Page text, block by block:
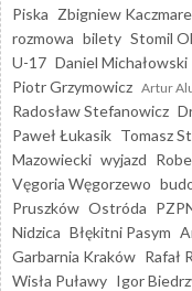
Piska Zbigniew
rozmowa bilety Stomil
U-17 Daniel Michałowski
Piotr Grzymowicz Artur
Radosław Stefanowicz
Paweł Łukasik Tomasz
Mazowiecki wyjazd
Vęgoria Węgorzewo
Pruszków Ostróda
Nidzica Błękitni Pasym
Garbarnia Kraków Rafał
Wisła Puławy Igor